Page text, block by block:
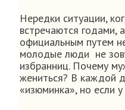
Нередки ситуации,
встречаются годами,
официальным путем
молодые люди не
избранниц. Почему
жениться? В каждой
«изюминка», но если